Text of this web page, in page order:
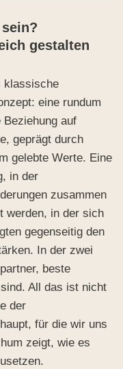
gestalten
klassische
eine rundum
auf
geprägt durch
gelebte Werte. Eine
in der
zusammen
werden, in der sich
gegenseitig den
In der zwei
beste
All das ist nicht
der
für die wir uns
zeigt, wie es